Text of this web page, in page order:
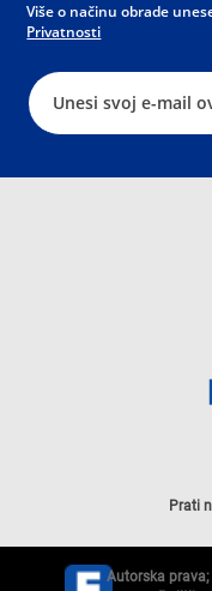
Više o načinu obrade
Privatnosti
Prati
Autorska prava;